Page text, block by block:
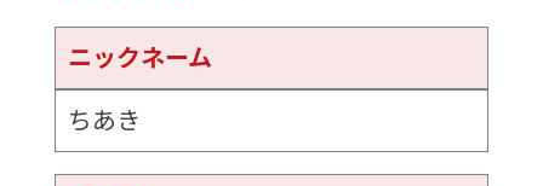
ニックネーム
ちあき